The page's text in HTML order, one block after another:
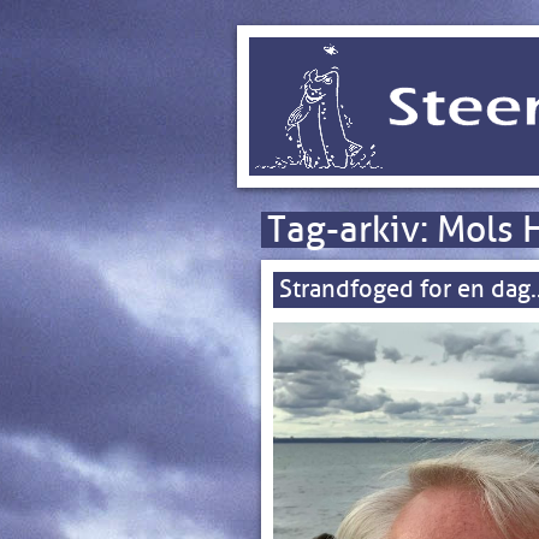
Tag-arkiv: Mols
Strandfoged for en